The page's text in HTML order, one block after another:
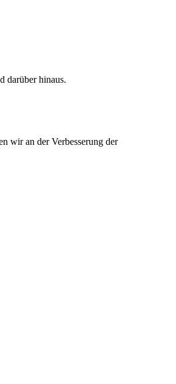
darüber hinaus.
wir an der Verbesserung der